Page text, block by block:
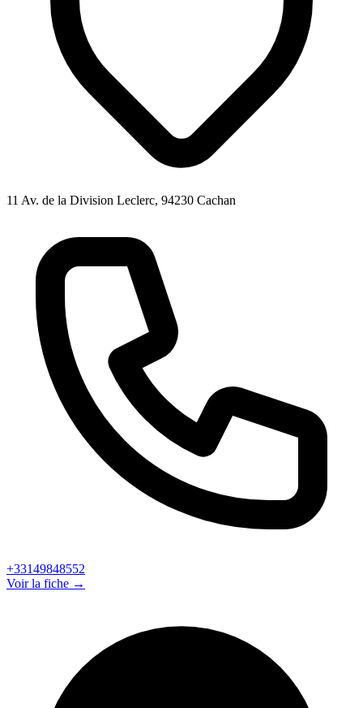
11 Av. de la Division Leclerc, 94230 Cachan
+33149848552
Voir la fiche →